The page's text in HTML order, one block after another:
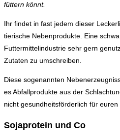
füttern könnt.
Ihr findet in fast jedem dieser
tierische Nebenprodukte. Eine
Futtermittelindustrie sehr gern
Zutaten zu umschreiben.
Diese sogenannten
es Abfallprodukte aus der
nicht gesundheitsförderlich für euren
Sojaprotein und Co